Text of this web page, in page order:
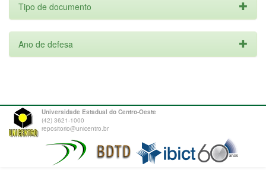
Tipo de documento
Ano de defesa
Universidade Estadual do Centro-Oeste
(42) 3621-1000
repositorio@unicentro.br